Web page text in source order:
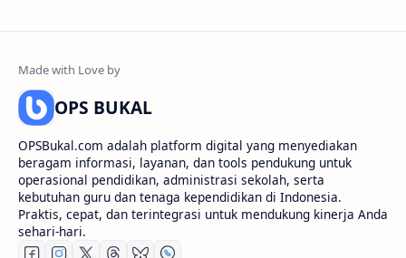
OPS BUKAL
OPSBukal.com adalah platform digital yang menyediakan
beragam informasi, layanan, dan tools pendukung untuk
operasional pendidikan, administrasi sekolah, serta
kebutuhan guru dan tenaga kependidikan di Indonesia.
Praktis, cepat, dan terintegrasi untuk mendukung kinerja Anda
sehari-hari.